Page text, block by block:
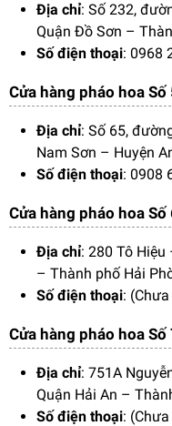
Địa chỉ: Số 232,
Quận Đồ Sơn –
Số điện thoại: 0968
Cửa hàng pháo hoa
Địa chỉ: Số 65,
Nam Sơn – Huyện
Số điện thoại: 0908
Cửa hàng pháo hoa
Địa chỉ: 280 Tô Hiệu
– Thành phố Hải
Số điện thoại:
Cửa hàng pháo hoa
Địa chỉ: 751A
Quận Hải An –
Số điện thoại: